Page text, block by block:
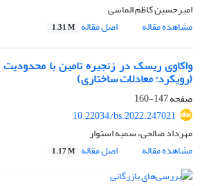
امیرحسین کاظم الماسی
مشاهده مقاله
اصل مقاله 1.31 M
واکاوی ریسک در زنجیره تامین با محدودیت
(رویکرد: معادلات ساختاری)
صفحه147-160
10.22034/bs.2022.247021
مهرداد صالحی، سمیه استوار
مشاهده مقاله
اصل مقاله 1.17 M